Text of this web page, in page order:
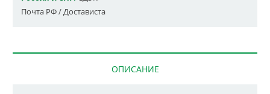
Почта РФ / Достависта
ОПИСАНИЕ